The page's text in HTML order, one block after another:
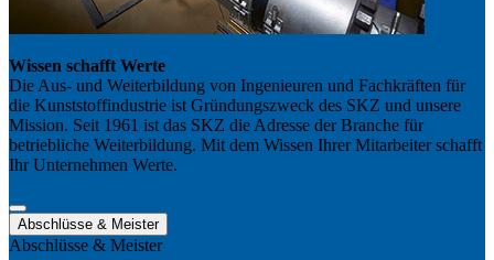
Wissen schafft Werte
Die Aus- und Weiterbildung von Ingenieuren und Fachkräften für
die Kunststoffindustrie ist Gründungszweck des SKZ und unsere
Mission. Seit 1961 ist das SKZ die Adresse der Branche für
betriebliche Weiterbildung. Mit dem Wissen Ihrer Mitarbeiter schafft
Ihr Unternehmen Werte.
Abschlüsse & Meister
Abschlüsse & Meister